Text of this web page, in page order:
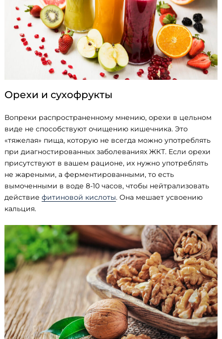
Орехи и сухофрукты
Вопреки распространенному мнению, орехи в цельном
виде не способствуют очищению кишечника. Это
«тяжелая» пища, которую не всегда можно употреблять
при диагностированных заболеваниях ЖКТ. Если орехи
присутствуют в вашем рационе, их нужно употреблять
не жареными, а ферментированными, то есть
вымоченными в воде 8-10 часов, чтобы нейтрализовать
действие фитиновой кислоты. Она мешает усвоению
кальция.